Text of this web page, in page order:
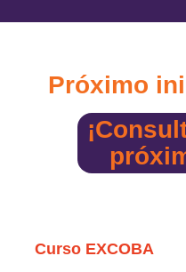
Próximo
Curso EXCOBA